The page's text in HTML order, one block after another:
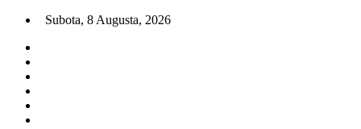
Skip
content
Subota, 8 Augusta, 2026